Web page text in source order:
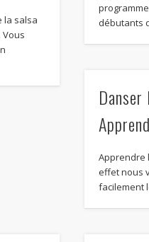
la salsa
débutants
Apprendre
effet nous
facilement